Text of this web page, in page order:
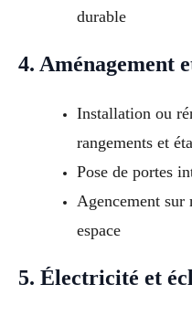
durable
4. Aménagement
Installation ou
rangements et
Pose de portes
Agencement sur
espace
5. Électricité et